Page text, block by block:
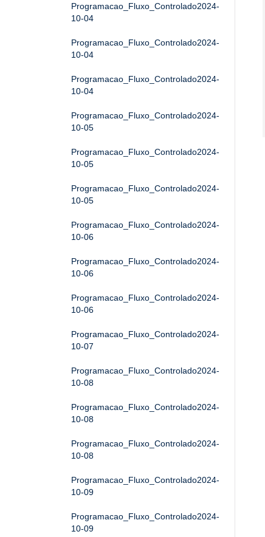
Programacao_Fluxo_Controlado2024-
10-04
Programacao_Fluxo_Controlado2024-
10-04
Programacao_Fluxo_Controlado2024-
10-04
Programacao_Fluxo_Controlado2024-
10-05
Programacao_Fluxo_Controlado2024-
10-05
Programacao_Fluxo_Controlado2024-
10-05
Programacao_Fluxo_Controlado2024-
10-06
Programacao_Fluxo_Controlado2024-
10-06
Programacao_Fluxo_Controlado2024-
10-06
Programacao_Fluxo_Controlado2024-
10-07
Programacao_Fluxo_Controlado2024-
10-08
Programacao_Fluxo_Controlado2024-
10-08
Programacao_Fluxo_Controlado2024-
10-08
Programacao_Fluxo_Controlado2024-
10-09
Programacao_Fluxo_Controlado2024-
10-09